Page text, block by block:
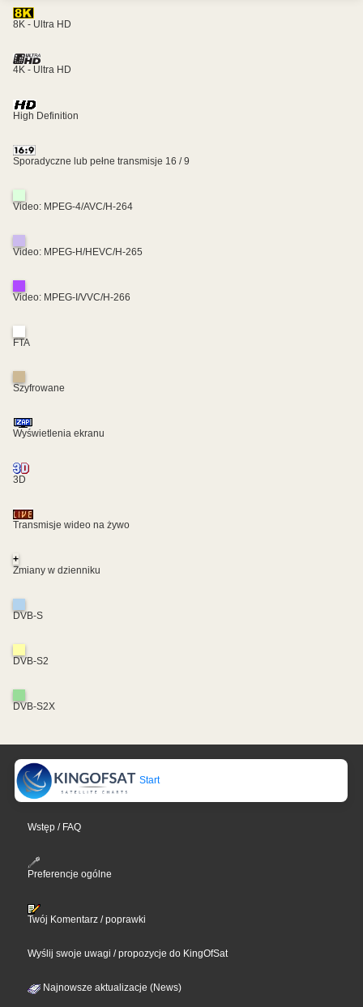
8K - Ultra HD
4K - Ultra HD
High Definition
Sporadyczne lub pełne transmisje 16 / 9
Video: MPEG-4/AVC/H-264
Video: MPEG-H/HEVC/H-265
Video: MPEG-I/VVC/H-266
FTA
Szyfrowane
Wyświetlenia ekranu
3D
Transmisje wideo na żywo
+
Zmiany w dzienniku
DVB-S
DVB-S2
DVB-S2X
Start
Wstęp / FAQ
Preferencje ogólne
Twój Komentarz / poprawki
Wyślij swoje uwagi / propozycje do KingOfSat
Najnowsze aktualizacje (News)